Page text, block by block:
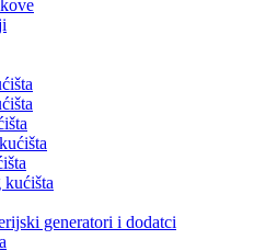
generatori i dodatci